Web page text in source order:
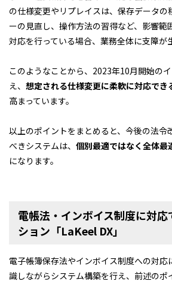
の仕様変更やリプレイスは、保存データの
ーの見直し、操作方法の習得など、影響範
対応を行っている場合、業務全体に支障が
このようなことから、2023年10月開始の
え、 想定される仕様変更に柔軟に対応でき
高まっています。
以上のポイントをまとめると、今後の法令
べきシステムは、 個別最適ではなく全体最
になります。
電帳法・インボイス制度に対応
ション「LaKeel DX」
電子帳簿保存法やインボイス制度への対応
識しながらシステム構築を行え、前述のポ